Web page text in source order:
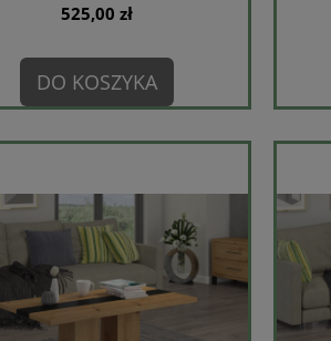
525,00 zł
DO KOSZYKA